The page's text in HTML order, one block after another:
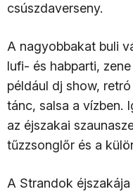
csúszdaverseny.
A nagyobbakat buli
lufi- és habparti,
például dj show,
tánc, salsa a vízben.
az éjszakai
tűzzsonglőr és a
A Strandok